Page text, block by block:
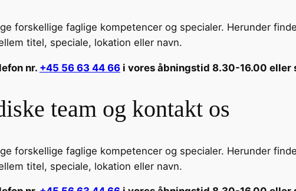
forskellige faglige kompetencer og specialer. Herunder
titel, speciale, lokation eller navn.
nr. +45 56 63 44 66 i vores åbningstid 8.30-16.00 eller
team og kontakt os
forskellige faglige kompetencer og specialer. Herunder
titel, speciale, lokation eller navn.